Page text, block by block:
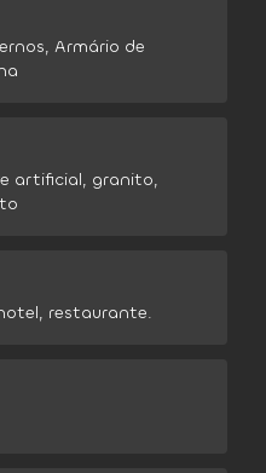
Armário de
artificial, granito,
restaurante.